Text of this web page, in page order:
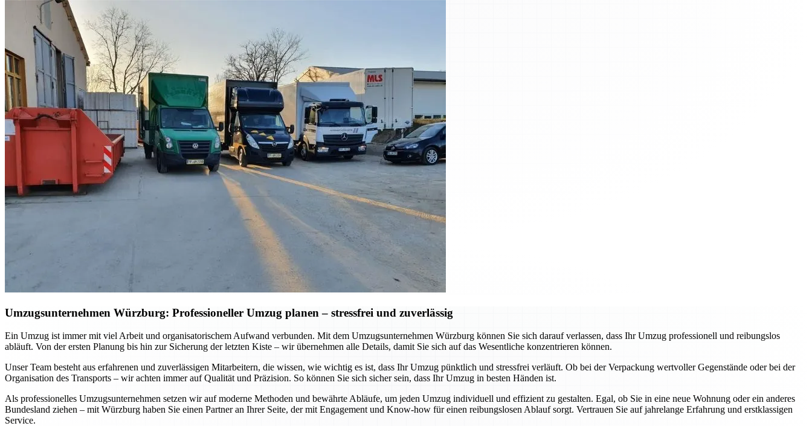
Umzugsunternehmen Würzburg: Professioneller Umzug planen – stressfrei und zuverlässig
Ein Umzug ist immer mit viel Arbeit und organisatorischem Aufwand verbunden. Mit dem Umzugsunternehmen Würzburg können Sie sich darauf verlassen, dass Ihr Umzug professionell und reibungslos
abläuft. Von der ersten Planung bis hin zur Sicherung der letzten Kiste – wir übernehmen alle Details, damit Sie sich auf das Wesentliche konzentrieren können.
Unser Team besteht aus erfahrenen und zuverlässigen Mitarbeitern, die wissen, wie wichtig es ist, dass Ihr Umzug pünktlich und stressfrei verläuft. Ob bei der Verpackung wertvoller Gegenstände oder bei der
Organisation des Transports – wir achten immer auf Qualität und Präzision. So können Sie sich sicher sein, dass Ihr Umzug in besten Händen ist.
Als professionelles Umzugsunternehmen setzen wir auf moderne Methoden und bewährte Abläufe, um jeden Umzug individuell und effizient zu gestalten. Egal, ob Sie in eine neue Wohnung oder ein anderes
Bundesland ziehen – mit Würzburg haben Sie einen Partner an Ihrer Seite, der mit Engagement und Know-how für einen reibungslosen Ablauf sorgt. Vertrauen Sie auf jahrelange Erfahrung und erstklassigen
Service.